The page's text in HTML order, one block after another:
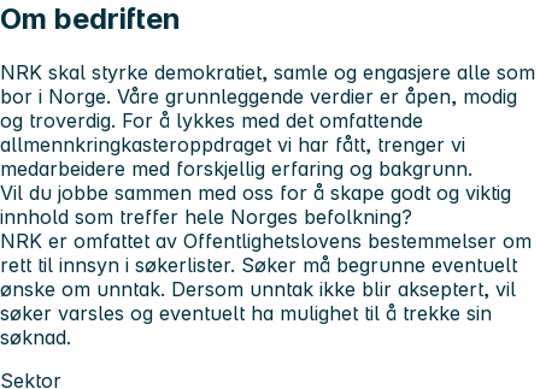
Om bedriften
NRK skal styrke demokratiet, samle og engasjere alle som
bor i Norge. Våre grunnleggende verdier er åpen, modig
og troverdig. For å lykkes med det omfattende
allmennkringkasteroppdraget vi har fått, trenger vi
medarbeidere med forskjellig erfaring og bakgrunn.
Vil du jobbe sammen med oss for å skape godt og viktig
innhold som treffer hele Norges befolkning?
NRK er omfattet av Offentlighetslovens bestemmelser om
rett til innsyn i søkerlister. Søker må begrunne eventuelt
ønske om unntak. Dersom unntak ikke blir akseptert, vil
søker varsles og eventuelt ha mulighet til å trekke sin
søknad.
Sektor